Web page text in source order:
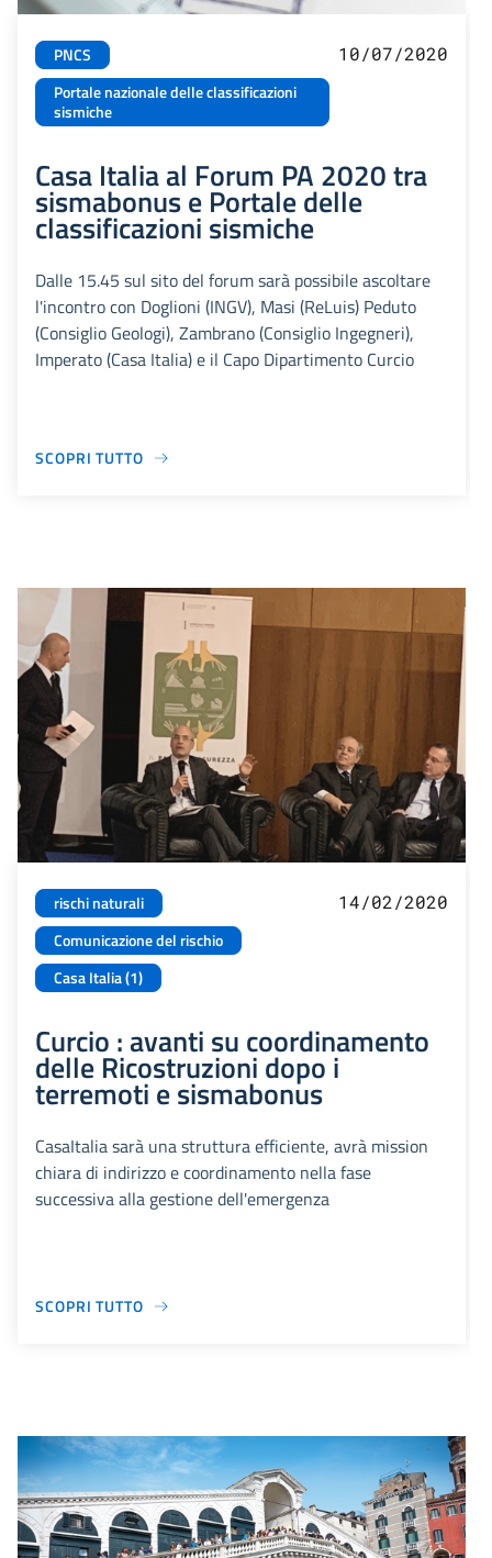
PNCS
Portale nazionale delle classificazioni
sismiche
10/07/2020
Casa Italia al Forum PA 2020 tra
sismabonus e Portale delle
classificazioni sismiche
Dalle 15.45 sul sito del forum sarà possibile ascoltare
l'incontro con Doglioni (INGV), Masi (ReLuis) Peduto
(Consiglio Geologi), Zambrano (Consiglio Ingegneri),
Imperato (Casa Italia) e il Capo Dipartimento Curcio
SCOPRI TUTTO
rischi naturali
Comunicazione del rischio
Casa Italia (1)
14/02/2020
Curcio : avanti su coordinamento
delle Ricostruzioni dopo i
terremoti e sismabonus
CasaItalia sarà una struttura efficiente, avrà mission
chiara di indirizzo e coordinamento nella fase
successiva alla gestione dell'emergenza
SCOPRI TUTTO